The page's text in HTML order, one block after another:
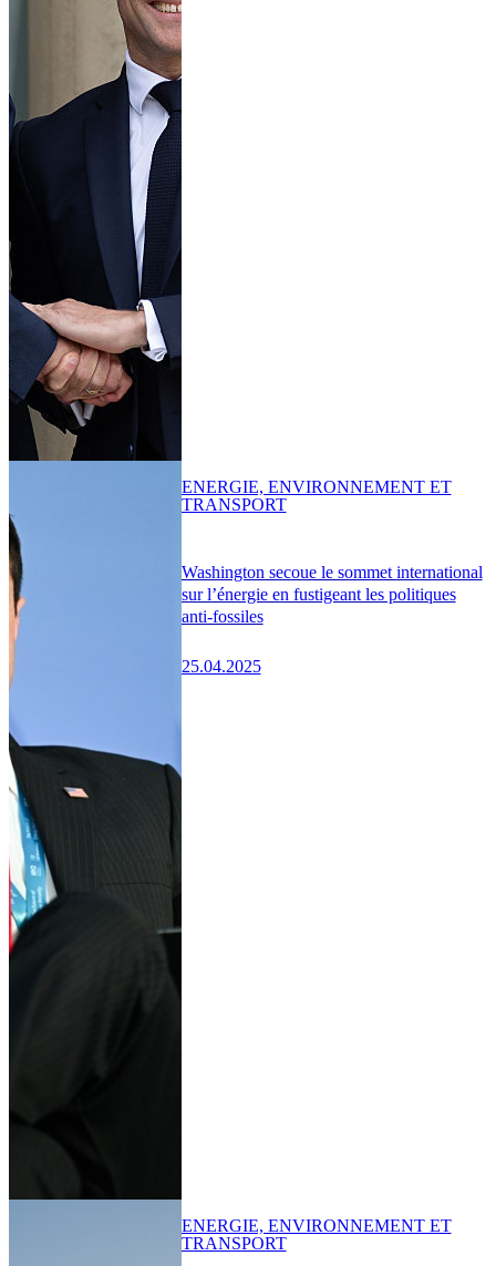
Washington secoue le sommet international
sur l’énergie en fustigeant les politiques
anti-fossiles
25.04.2025
ENERGIE, ENVIRONNEMENT ET
TRANSPORT
ENERGIE, ENVIRONNEMENT ET
TRANSPORT